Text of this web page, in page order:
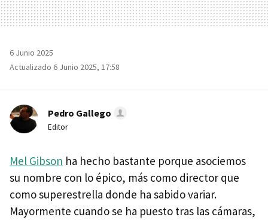
6 Junio 2025
Actualizado 6 Junio 2025, 17:58
Pedro Gallego
Editor
Mel Gibson ha hecho bastante porque asociemos
su nombre con lo épico, más como director que
como superestrella donde ha sabido variar.
Mayormente cuando se ha puesto tras las cámaras,